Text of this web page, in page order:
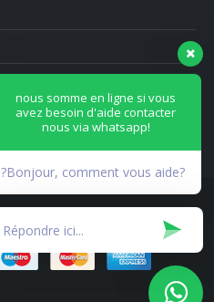
nous somme en ligne si vous
avez besoin d'aide contacter
nous via whatsapp!
?Bonjour, comment vous aide?